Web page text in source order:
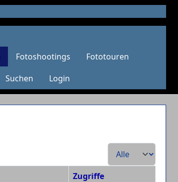
Fotoshootings
Fototouren
Suchen Login
Anzeige #
Zugriffe